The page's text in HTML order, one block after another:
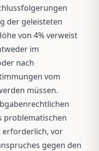
der geleisteten
von 4% verweist
im
nach
vom
müssen.
problematischen
erforderlich, vor
gegen den